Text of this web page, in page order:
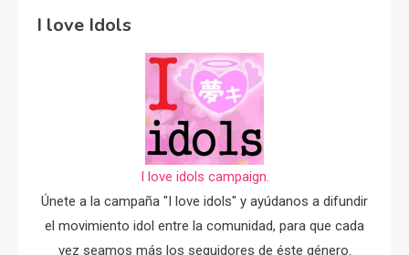
I love Idols
I love idols campaign.
Únete a la campaña "I love idols" y ayúdanos a difundir
el movimiento idol entre la comunidad, para que cada
vez seamos más los seguidores de éste género.